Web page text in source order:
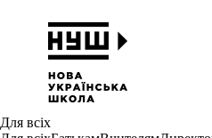
Для всіх